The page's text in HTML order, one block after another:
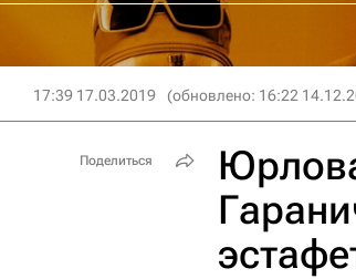
17:39 17.03.2019 (обновлено: 16:22
Поделиться